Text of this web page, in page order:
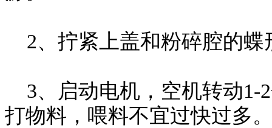
2、拧紧上盖和粉碎腔的蝶
3、启动电机，空机转动1-
打物料，喂料不宜过快过多